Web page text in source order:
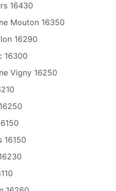
16430
Mouton 16350
16290
16300
Vigny 16250
16150